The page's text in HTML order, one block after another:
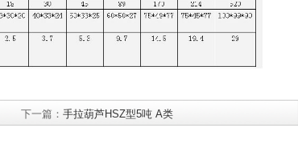
下一篇： 手拉葫芦HSZ型5吨 A类